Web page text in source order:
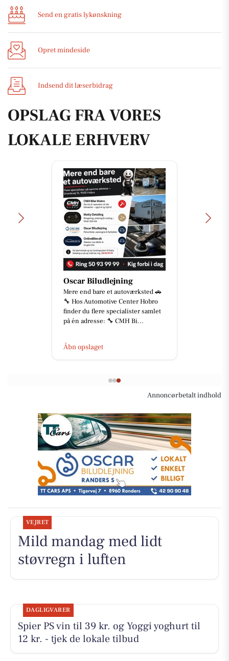
Send en gratis lykønskning
Opret mindeside
Indsend dit læserbidrag
OPSLAG FRA VORES
LOKALE ERHVERV
Oscar Biludlejning
Mere end bare et autoværksted 🚗
🔧 Hos Automotive Center Hobro
finder du flere specialister samlet
på én adresse: 🔧 CMH Bi...
Åbn opslaget
Annoncørbetalt indhold
VEJRET
Mild mandag med lidt
støvregn i luften
DAGLIGVARER
Spier PS vin til 39 kr. og Yoggi yoghurt til
12 kr. - tjek de lokale tilbud